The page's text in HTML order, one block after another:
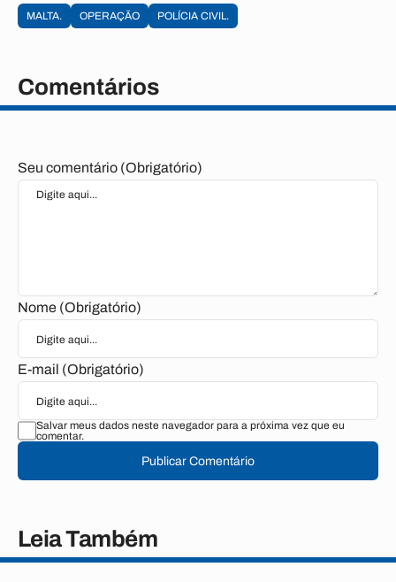
MALTA. OPERAÇÃO POLÍCIA CIVIL.
Comentários
Seu comentário (Obrigatório)
Nome (Obrigatório)
E-mail (Obrigatório)
Salvar meus dados neste navegador para a próxima vez que eu
comentar.
Publicar Comentário
Leia Também